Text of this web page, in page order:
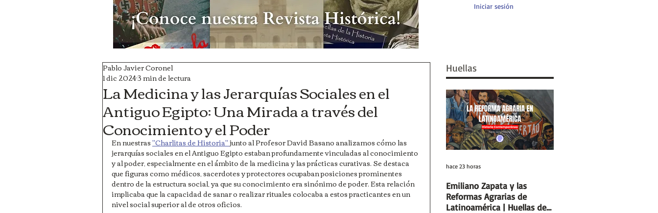
Iniciar sesión
La Medicina y las Jerarquías Sociales en el
Antiguo Egipto: Una Mirada a través del
Conocimiento y el Poder
Pablo Javier Coronel
1 dic 20243 min de lectura
En nuestras "Charlitas de Historia" junto al Profesor David Basano analizamos cómo las
jerarquías sociales en el Antiguo Egipto estaban profundamente vinculadas al conocimiento
y al poder, especialmente en el ámbito de la medicina y las prácticas curativas. Se destaca
que figuras como médicos, sacerdotes y protectores ocupaban posiciones prominentes
dentro de la estructura social, ya que su conocimiento era sinónimo de poder. Esta relación
implicaba que la capacidad de sanar o realizar rituales colocaba a estos practicantes en un
nivel social superior al de otros oficios.
Huellas
Emiliano Zapata y las
Reformas Agrarias de
Latinoamérica | Huellas de
hace 23 horas